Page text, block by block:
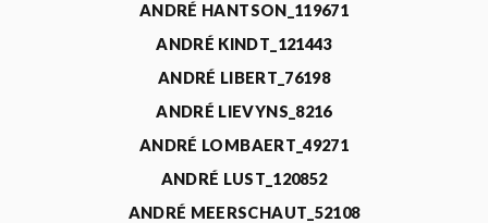
ANDRÉ HANTSON_119671
ANDRÉ KINDT_121443
ANDRÉ LIBERT_76198
ANDRÉ LIEVYNS_8216
ANDRÉ LOMBAERT_49271
ANDRÉ LUST_120852
ANDRÉ MEERSCHAUT_52108